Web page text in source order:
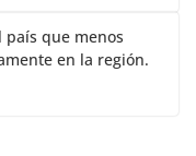
país que menos
en la región.